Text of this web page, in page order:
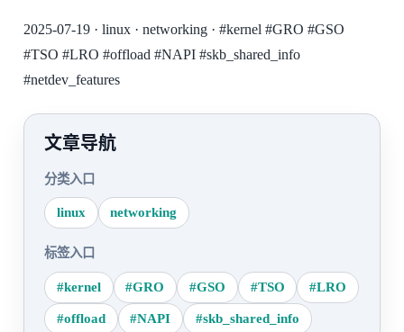
2025-07-19· linux· networking· #kernel #GRO #GSO
#TSO #LRO #offload #NAPI #skb_shared_info
#netdev_features
文章导航
分类入口
linux networking
标签入口
#kernel #GRO #GSO #TSO #LRO
#offload #NAPI #skb_shared_info